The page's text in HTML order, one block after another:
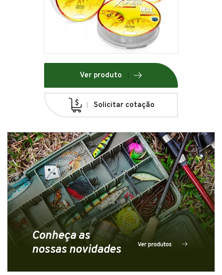
Ver produto
Solicitar cotação